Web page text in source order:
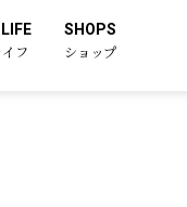
フ
SHOPS
ショップ